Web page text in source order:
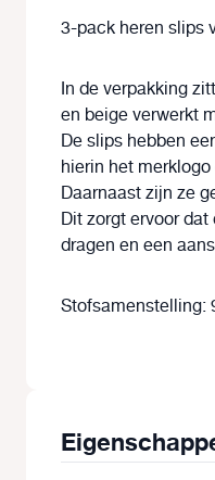
3-pack heren slips
In de verpakking
en beige verwerkt
De slips hebben
hierin het
Daarnaast zijn ze
Dit zorgt ervoor
dragen en een
Stofsamenstelling: